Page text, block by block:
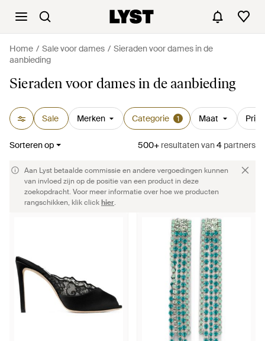
Home Sale voor dames
Sieraden voor dames in de
aanbieding
Sieraden voor dames in de aanbieding
Sale Merken Categorie 1 Maat Prijs
Sorteren op 500+ resultatenvan4 partners
Aan Lyst betaalde commissie en andere vergoedingen kunnen
van invloed zijn op de positie van een product in deze
zoekopdracht. Voor meer informatie over hoe we producten
rangschikken, klik clickhier.